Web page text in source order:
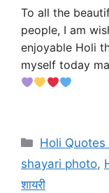
To all the
people, I am
enjoyable Holi
myself today
Categories
Holi
shayari photo,
शायरी